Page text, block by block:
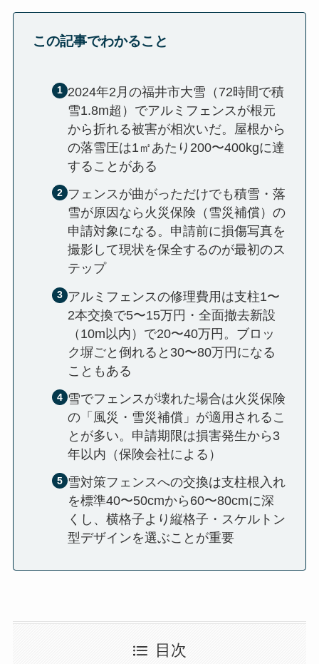
この記事でわかること
2024年2月の福井市大雪（72時間で積
雪1.8m超）でアルミフェンスが根元
から折れる被害が相次いだ。屋根から
の落雪圧は1㎡あたり200〜400kgに達
することがある
フェンスが曲がっただけでも積雪・落
雪が原因なら火災保険（雪災補償）の
申請対象になる。申請前に損傷写真を
撮影して現状を保全するのが最初のス
テップ
アルミフェンスの修理費用は支柱1〜
2本交換で5〜15万円・全面撤去新設
（10m以内）で20〜40万円。ブロッ
ク塀ごと倒れると30〜80万円になる
こともある
雪でフェンスが壊れた場合は火災保険
の「風災・雪災補償」が適用されるこ
とが多い。申請期限は損害発生から3
年以内（保険会社による）
雪対策フェンスへの交換は支柱根入れ
を標準40〜50cmから60〜80cmに深
くし、横格子より縦格子・スケルトン
型デザインを選ぶことが重要
目次